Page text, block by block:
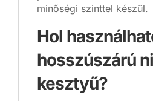
minőségi szinttel készül.
Hol
hosszúszárú
kesztyű?